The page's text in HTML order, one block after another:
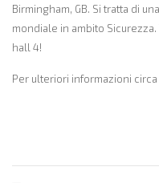
Birmingham, GB. Si tratta di
mondiale in ambito
hall 4!
Per ulteriori informazioni